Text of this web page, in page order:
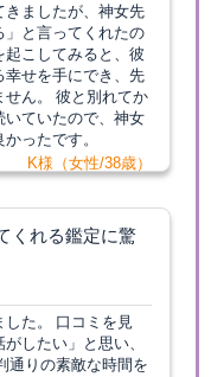
きましたが、神女先
」と言ってくれたの
こしてみると、彼
幸せを手にでき、先
せん。 彼と別れてか
いていたので、神女
ったです。
K様（女性/38歳）
くれる鑑定に驚
た。 口コミを見
したい」と思い、
通りの素敵な時間を